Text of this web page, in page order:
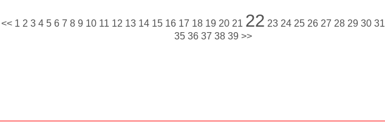
<< 1 2 3 4 5 6 7 8 9 10 11 12 13 14 15 16 17 18 19 20 21 22 23 24 25 26 27 28 29 30 31
35 36 37 38 39 >>